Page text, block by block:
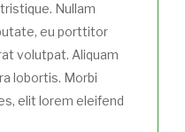
Nullam
eu porttitor
volutpat. Aliquam
lobortis. Morbi
elit lorem eleifend